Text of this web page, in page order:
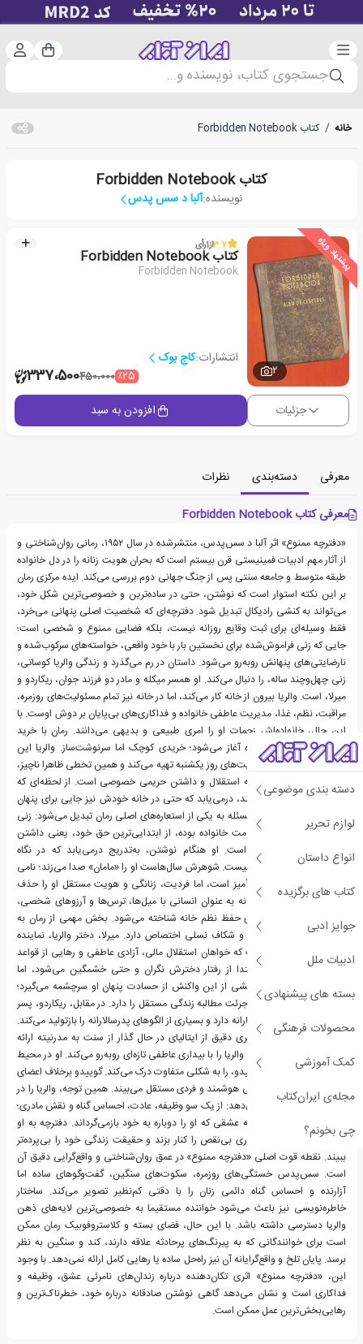
دسته‌بندی سبد
جستجوی کتاب، نویسنده و...
دسته بندی موضوعی
لوازم تحریر
انواع داستان
کتاب های برگزیده
جوایز ادبی
ادبیات ملل
بسته های پیشنهادی
محصولات فرهنگی
کمک آموزشی
مجله‌ی ایران‌کتاب
چی بخونم؟
خانه / کتاب Forbidden Notebook
کتاب Forbidden Notebook
نویسنده:آلبا د سس پدس
پیشنهاد ویژه
2
3.7از1رأی
کتاب Forbidden Notebook
Forbidden Notebook
انتشارات:کاج بوک
٪25450،000337،500
جزئیات افزودن به سبد
معرفی دسته‌بندی
نظرات
معرفی کتاب Forbidden Notebook
«دفترچه ممنوع» اثر آلبا د سس‌پدس، منتشرشده در سال ۱۹۵۲، رمانی روان‌شناختی و
از آثار مهم ادبیات فمینیستی قرن بیستم است که بحران هویت زنانه را در دل خانواده
طبقه متوسط و جامعه سنتی پس از جنگ جهانی دوم بررسی می‌کند. ایده مرکزی رمان
بر این نکته استوار است که نوشتن، حتی در ساده‌ترین و خصوصی‌ترین شکل خود،
می‌تواند به کنشی رادیکال تبدیل شود. دفترچه‌ای که شخصیت اصلی پنهانی می‌خرد،
فقط وسیله‌ای برای ثبت وقایع روزانه نیست، بلکه فضایی ممنوع و شخصی است؛
جایی که زنی فراموش‌شده برای نخستین بار با خود واقعی، خواسته‌های سرکوب‌شده و
نارضایتی‌های پنهانش روبه‌رو می‌شود. داستان در رم می‌گذرد و زندگی والریا کوساتی،
زنی چهل‌وچند ساله، را دنبال می‌کند. او همسر میکله و مادر دو فرزند جوان، ریکاردو و
میرلا، است. والریا بیرون از خانه کار می‌کند، اما در خانه نیز تمام مسئولیت‌های روزمره،
مراقبت، نظم، غذا، مدیریت عاطفی خانواده و فداکاری‌های بی‌پایان بر دوش اوست. با
این حال، خانواده‌اش زحمات او را امری طبیعی و بدیهی می‌دانند. رمان با خرید
ناگهانی یک دفترچه سیاه آغاز می‌شود؛ خریدی کوچک اما سرنوشت‌ساز. والریا این
دفترچه را برخلاف محدودیت‌های روز یکشنبه تهیه می‌کند و همین تخطی ظاهرا ناچیز،
نخستین نشانه میل او به استقلال و داشتن حریمی خصوصی است. از لحظه‌ای که
والریا نوشتن را آغاز می‌کند، درمی‌یابد که حتی در خانه خودش نیز جایی برای پنهان
کردن دفترچه ندارد. این مسئله به یکی از استعاره‌های اصلی رمان تبدیل می‌شود: زنی
که تمام زندگی‌اش در خدمت خانواده بوده، از ابتدایی‌ترین حق خود، یعنی داشتن
فضای شخصی، محروم است. او هنگام نوشتن، به‌تدریج درمی‌یابد که در نگاه
اطرافیانش دیگر «والریا» نیست. شوهرش سال‌هاست او را «مامان» صدا می‌زند؛ نامی
که اگرچه در ظاهر محبت‌آمیز است، اما فردیت، زنانگی و هویت مستقل او را حذف
کرده است. او در خانواده نه به عنوان انسانی با میل‌ها، ترس‌ها و آرزوهای شخصی،
بلکه همچون کارکردی برای حفظ نظم خانه شناخته می‌شود. بخش مهمی از رمان به
مشاهده روابط خانوادگی و شکاف نسلی اختصاص دارد. میرلا، دختر والریا، نماینده
نسل جدیدی از زنان است که خواهان استقلال مالی، آزادی عاطفی و رهایی از قواعد
سنتی است. والریا در ابتدا از رفتار دخترش نگران و حتی خشمگین می‌شود، اما
به‌تدریج درمی‌یابد که بخشی از این واکنش از حسادت پنهان او سرچشمه می‌گیرد؛
حسادت به زنی جوان که جرئت مطالبه زندگی مستقل را دارد. در مقابل، ریکاردو، پسر
خانواده، نگرشی محافظه‌کارانه دارد و بسیاری از الگوهای پدرسالارانه را بازتولید می‌کند.
از این طریق، رمان تصویری دقیق از ایتالیای در حال گذار از سنت به مدرنیته ارائه
می‌دهد. نوشتن همچنین والریا را با بیداری عاطفی تازه‌ای روبه‌رو می‌کند. او در محیط
کار، توجه رئیس خود، گوییدو، را به شکلی متفاوت درک می‌کند. گوییدو برخلاف اعضای
خانواده، او را به عنوان زنی هوشمند و فردی مستقل می‌بیند. همین توجه، والریا را در
کشمکشی دردناک قرار می‌دهد: از یک سو وظیفه، عادت، احساس گناه و نقش مادری؛
از سوی دیگر، امکان تجربه عشقی که او را دوباره به خود بازمی‌گرداند. دفترچه به او
اجازه می‌دهد نقاب فداکاری بی‌نقص را کنار بزند و حقیقت زندگی خود را بی‌پرده‌تر
ببیند. نقطه قوت اصلی «دفترچه ممنوع» در عمق روان‌شناختی و واقع‌گرایی دقیق آن
است. سس‌پدس خستگی‌های روزمره، سکوت‌های سنگین، گفت‌وگوهای ساده اما
آزارنده و احساس گناه دائمی زنان را با دقتی کم‌نظیر تصویر می‌کند. ساختار
خاطره‌نویسی نیز باعث می‌شود خواننده مستقیما به خصوصی‌ترین لایه‌های ذهن
والریا دسترسی داشته باشد. با این حال، فضای بسته و کلاستروفوبیک رمان ممکن
است برای خوانندگانی که به پیرنگ‌های پرحادثه علاقه دارند، کند و سنگین به نظر
برسد. پایان تلخ و واقع‌گرایانه آن نیز راه‌حل ساده یا رهایی کامل ارائه نمی‌دهد. با وجود
این، «دفترچه ممنوع» اثری تکان‌دهنده درباره زندان‌های نامرئی عشق، وظیفه و
فداکاری است و نشان می‌دهد گاهی نوشتن صادقانه درباره خود، خطرناک‌ترین و
رهایی‌بخش‌ترین عمل ممکن است.